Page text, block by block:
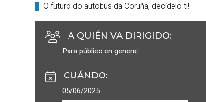
O futuro do autobús da Coruña, decídelo ti!
A QUIÉN VA DIRIGIDO:
Para público en general
CUÁNDO:
05/06/2025